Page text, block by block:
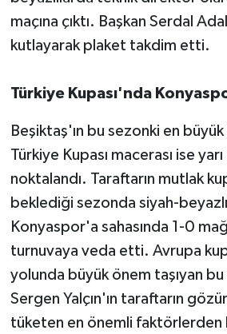
maçına çıktı. Başkan Serdal
kutlayarak plaket takdim etti.
Türkiye Kupası'nda
Beşiktaş'ın bu sezonki en
Türkiye Kupası macerası ise
noktalandı. Taraftarın mutlak
beklediği sezonda siyah-
Konyaspor'a sahasında 1-0
turnuvaya veda etti. Avrupa
yolunda büyük önem taşıyan
Sergen Yalçın'ın taraftarın
tüketen en önemli faktörlerden